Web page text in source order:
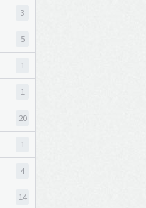
3
5
1
1
20
1
4
14